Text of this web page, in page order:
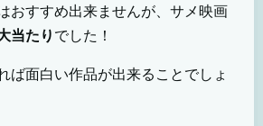
おすすめ出来ませんが、サメ映画
当たりでした！
ば面白い作品が出来ることでしょ